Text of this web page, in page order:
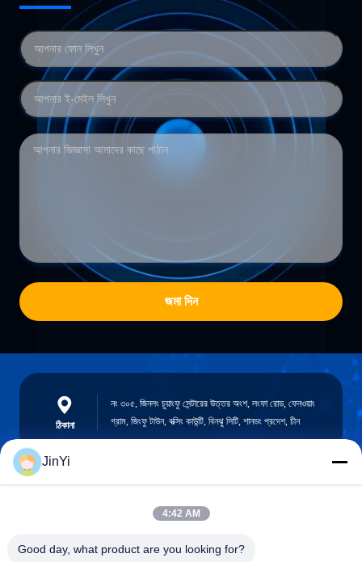
জমা দিন
ঠিকানা
নং ৩০৫, জিনলং চুয়াংফু সেন্টারের উত্তর অংশ, লংফা রোড, ফেনওয়াং
গ্রাম, জিংফু টাউন, বক্সিং কাউন্টি, বিনঝু সিটি, শানডং প্রদেশ, চীন
chenshasha1867@gmail.com
JinYi
4:42 AM
Good day, what product are you looking for?